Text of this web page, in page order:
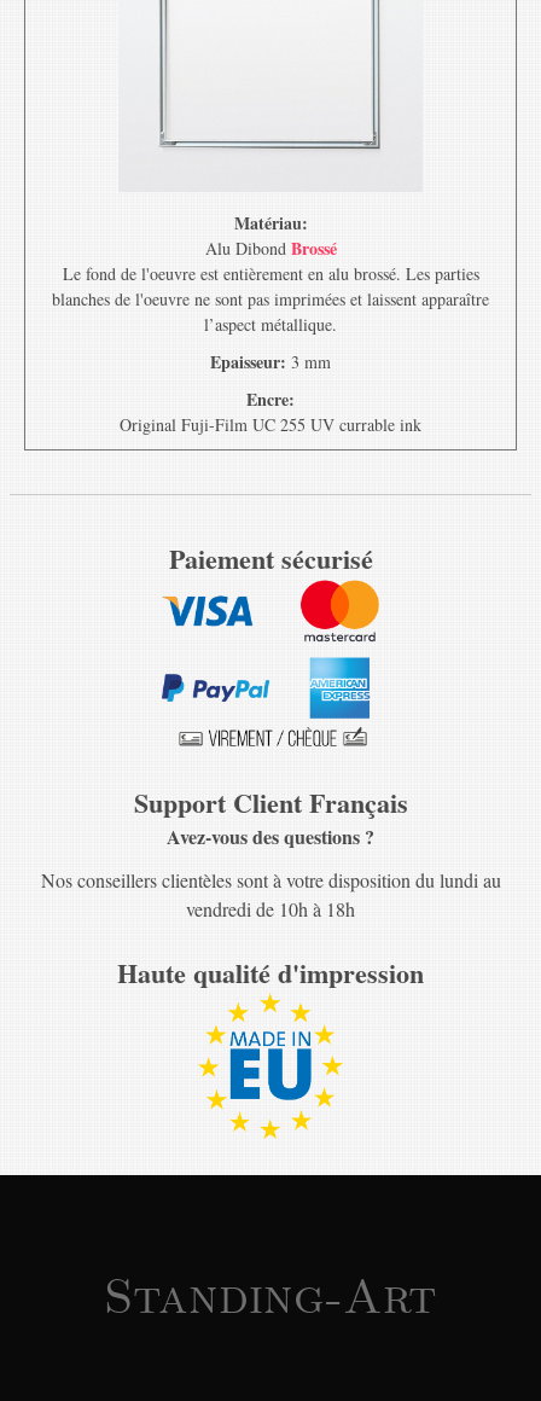
Matériau:
Alu Dibond Brossé
Le fond de l'oeuvre est entièrement en alu brossé. Les parties
blanches de l'oeuvre ne sont pas imprimées et laissent apparaître
l’aspect métallique.
Epaisseur: 3 mm
Encre:
Original Fuji-Film UC 255 UV currable ink
Paiement sécurisé
Support Client Français
Avez-vous des questions ?
Nos conseillers clientèles sont à votre disposition du lundi au
vendredi de 10h à 18h
Haute qualité d'impression
Standing-Art